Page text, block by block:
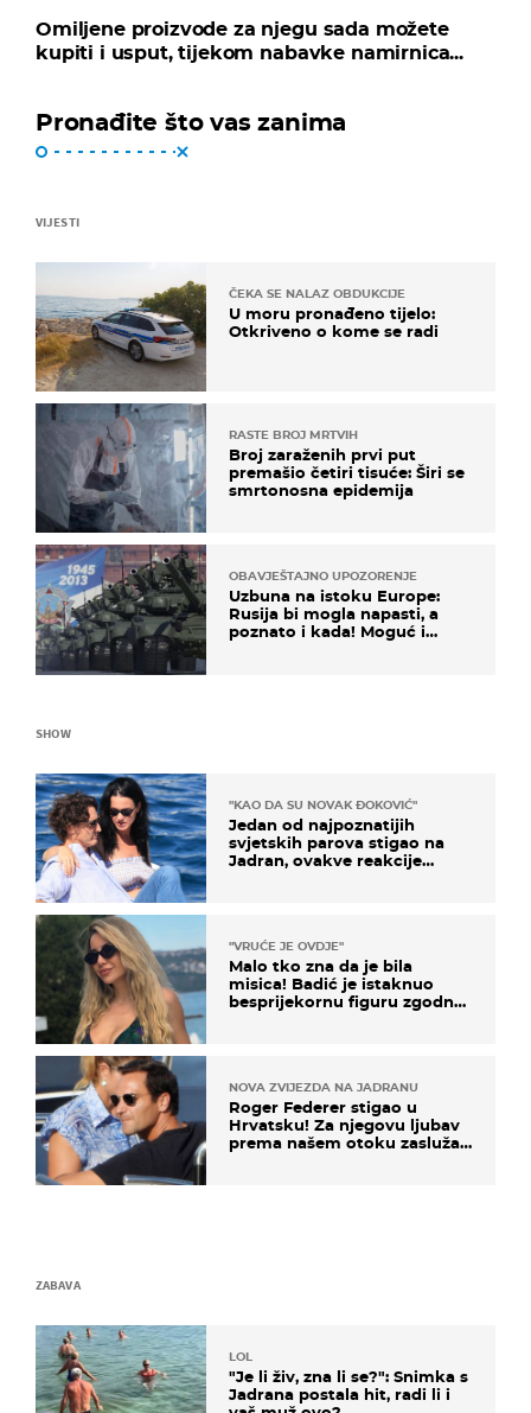
Omiljene proizvode za njegu sada možete
kupiti i usput, tijekom nabavke namirnica...
Pronađite što vas zanima
VIJESTI
ČEKA SE NALAZ OBDUKCIJE
U moru pronađeno tijelo:
Otkriveno o kome se radi
RASTE BROJ MRTVIH
Broj zaraženih prvi put
premašio četiri tisuće: Širi se
smrtonosna epidemija
OBAVJEŠTAJNO UPOZORENJE
Uzbuna na istoku Europe:
Rusija bi mogla napasti, a
poznato i kada! Moguć i
SHOW
"KAO DA SU NOVAK ĐOKOVIĆ"
Jedan od najpoznatijih
svjetskih parova stigao na
Jadran, ovakve reakcije
"VRUĆE JE OVDJE"
Malo tko zna da je bila
misica! Badić je istaknuo
besprijekornu figuru zgodne
NOVA ZVIJEZDA NA JADRANU
Roger Federer stigao u
Hrvatsku! Za njegovu ljubav
prema našem otoku zaslužan
ZABAVA
LOL
"Je li živ, zna li se?": Snimka s
Jadrana postala hit, radi li i